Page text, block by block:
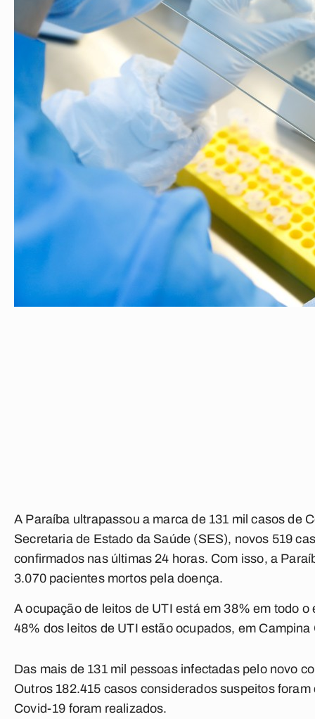
A Paraíba ultrapassou a marca de 131 mil casos de
Secretaria de Estado da Saúde (SES), novos 519
confirmados nas últimas 24 horas. Com isso, a
3.070 pacientes mortos pela doença.
A ocupação de leitos de UTI está em 38% em todo
48% dos leitos de UTI estão ocupados, em
Das mais de 131 mil pessoas infectadas pelo novo
Outros 182.415 casos considerados suspeitos
Covid-19 foram realizados.